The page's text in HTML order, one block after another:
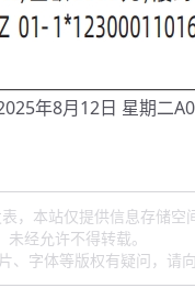
年8月12日 星期二
，本站仅提供信息存储空
经允许不得转载。
、字体等版权有疑问，请